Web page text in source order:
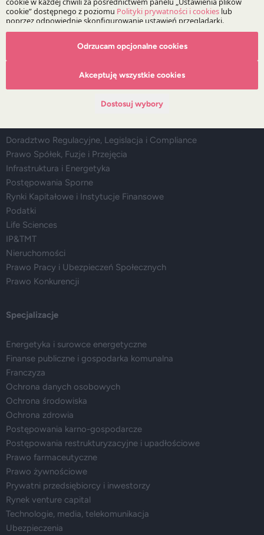
O DZP
Zespół
Nasze doradztwo
Wydarzenia
Doradztwo Regulacyjne, Legislacja i Compliance
Prawo Spółek, Fuzje i Przejęcia
Infrastruktura i Energetyka
Postępowania Sporne
Rynki Kapitałowe i Instytucje Finansowe
Podatki
Life Sciences
IP&TMT
Nieruchomości
Prawo Pracy i Ubezpieczeń Społecznych
Prawo Konkurencji
Specjalizacje
Energetyka i surowce energetyczne
Finanse publiczne i gospodarka komunalna
Franczyza
Ochrona danych osobowych
Ochrona środowiska
Ochrona zdrowia
Postępowania karno-gospodarcze
Postępowania restrukturyzacyjne i upadłościowe
Prawo farmaceutyczne
Prawo żywnościowe
Prywatni przedsiębiorcy i inwestorzy
Rynek venture capital
Technologie, media, telekomunikacja
Ubezpieczenia
Odrzucam opcjonalne cookies
Akceptuję wszystkie cookies
Dostosuj wybory